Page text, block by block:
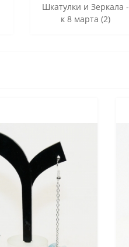
Шкатулки и Зеркала -
к 8 марта (2)